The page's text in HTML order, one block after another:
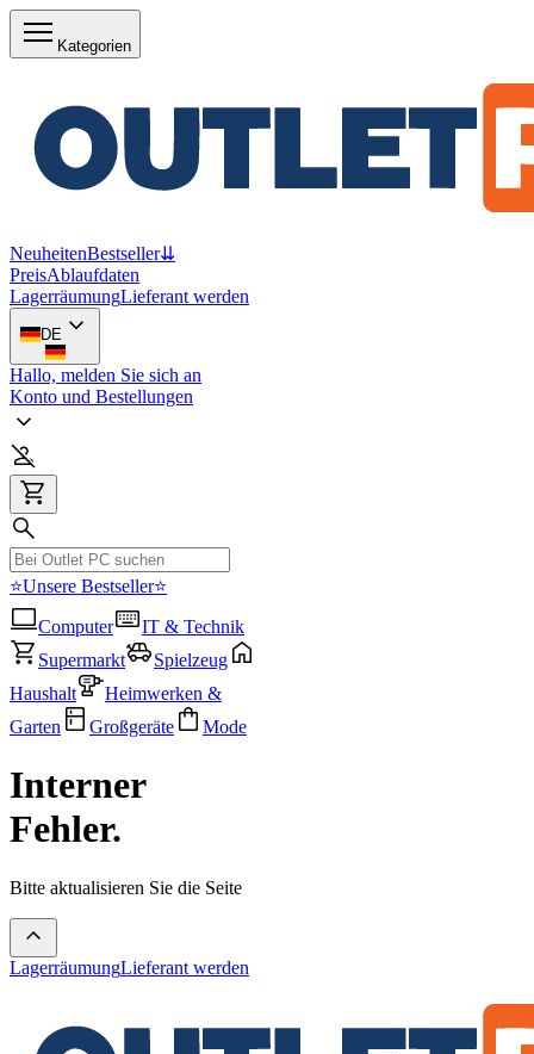
Kategorien
NeuheitenBestseller⇊
PreisAblaufdaten
LagerräumungLieferant werden
DE
Hallo, melden Sie sich an
Konto und Bestellungen
⭐Unsere Bestseller⭐
Computer
IT & Technik
Supermarkt
Spielzeug
Haushalt
Heimwerken &
Garten
Großgeräte Mode
Interner
Fehler.
Bitte aktualisieren Sie die Seite
LagerräumungLieferant werden